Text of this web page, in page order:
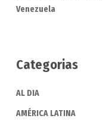
Venezuela
Categorias
AL DIA
AMÉRICA LATINA